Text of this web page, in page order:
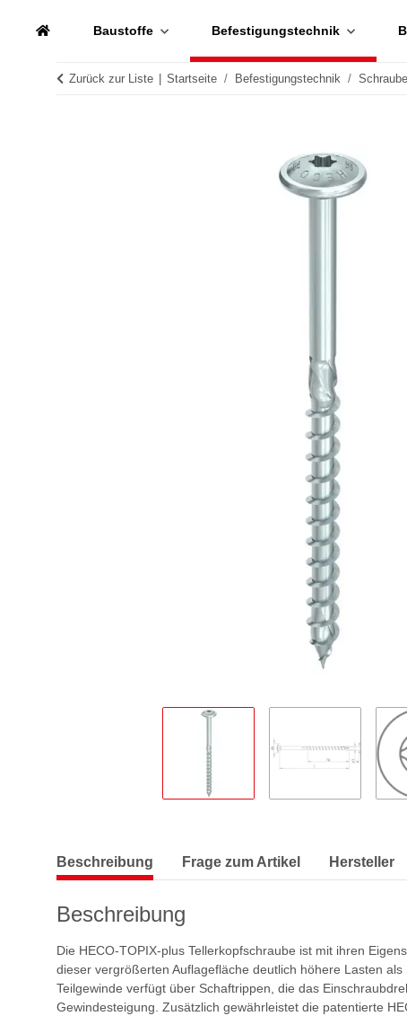
Baustoffe Befestigungstechnik
Zurück zur Liste Startseite Befestigungstechnik
Beschreibung Frage zum Artikel Hersteller
Beschreibung
Die HECO-TOPIX-plus Tellerkopfschraube ist mit ihren
dieser vergrößerten Auflagefläche deutlich höhere Lasten
Teilgewinde verfügt über Schaftrippen, die das
Gewindesteigung. Zusätzlich gewährleistet die patentierte